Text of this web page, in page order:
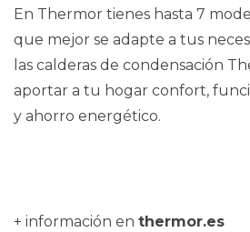
En Thermor tienes hasta 7
que mejor se adapte a tus
las calderas de condensación
aportar a tu hogar confort,
y ahorro energético.
+ información en thermor.es